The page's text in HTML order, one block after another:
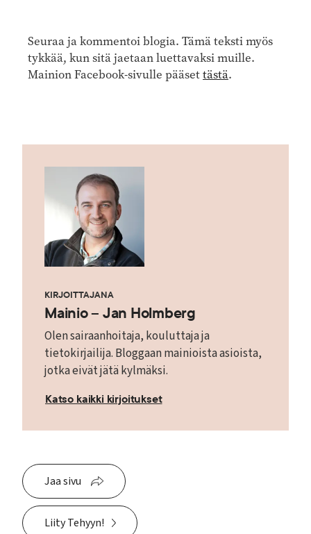
Seuraa ja kommentoi blogia. Tämä teksti myös
tykkää, kun sitä jaetaan luettavaksi muille.
Mainion Facebook-sivulle pääsettästä.
KIRJOITTAJANA
Mainio – Jan Holmberg
Olen sairaanhoitaja, kouluttaja ja
tietokirjailija. Bloggaan mainioista asioista,
jotka eivät jätä kylmäksi.
Katso kaikki kirjoitukset
Jaa sivu
Liity Tehyyn!